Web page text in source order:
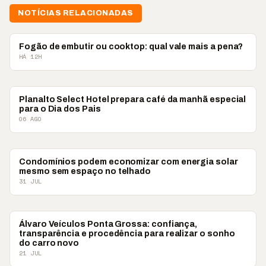
NOTÍCIAS RELACIONADAS
PUBLIEDITORIAL
Fogão de embutir ou cooktop: qual vale mais a pena?
HÁ 12H
PUBLIEDITORIAL
Planalto Select Hotel prepara café da manhã especial
para o Dia dos Pais
06 AGO
PUBLIEDITORIAL
Condomínios podem economizar com energia solar
mesmo sem espaço no telhado
31 JUL
PUBLIEDITORIAL
Álvaro Veículos Ponta Grossa: confiança,
transparência e procedência para realizar o sonho
do carro novo
21 JUL